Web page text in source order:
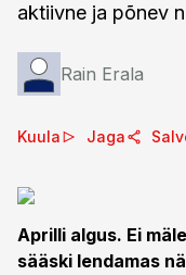
aktiivne ja põnev
Rain Erala
Kuula Jaga
Aprilli algus. Ei
sääski lendamas